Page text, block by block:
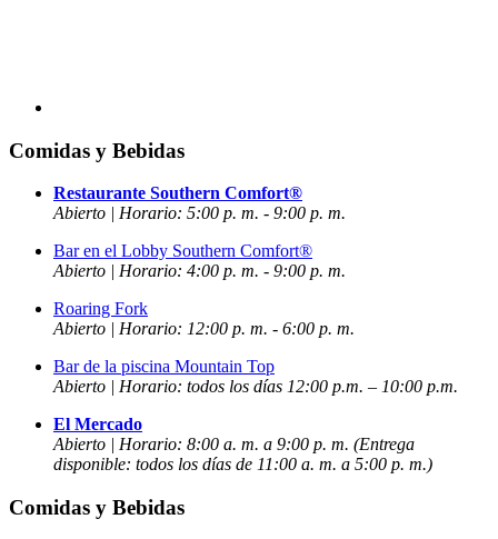
Comidas y Bebidas
Restaurante Southern Comfort®
Abierto | Horario: 5:00 p. m. - 9:00 p. m.
Bar en el Lobby Southern Comfort®
Abierto | Horario: 4:00 p. m. - 9:00 p. m.
Roaring Fork
Abierto | Horario: 12:00 p. m. - 6:00 p. m.
Bar de la piscina Mountain Top
Abierto | Horario: todos los días 12:00 p.m. – 10:00 p.m.
El Mercado
Abierto | Horario: 8:00 a. m. a 9:00 p. m. (Entrega
disponible: todos los días de 11:00 a. m. a 5:00 p. m.)
Comidas y Bebidas